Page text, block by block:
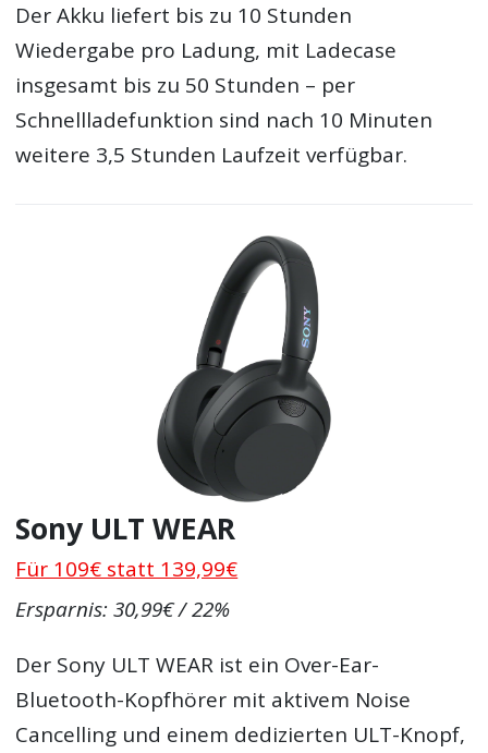
Der Akku liefert bis zu 10 Stunden
Wiedergabe pro Ladung, mit Ladecase
insgesamt bis zu 50 Stunden – per
Schnellladefunktion sind nach 10 Minuten
weitere 3,5 Stunden Laufzeit verfügbar.
Sony ULT WEAR
Für 109€ statt 139,99€
Ersparnis: 30,99€ / 22%
Der Sony ULT WEAR ist ein Over-Ear-
Bluetooth-Kopfhörer mit aktivem Noise
Cancelling und einem dedizierten ULT-Knopf,